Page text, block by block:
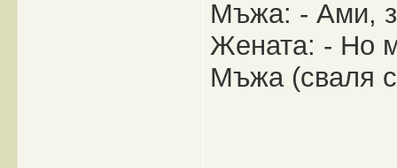
Мъжа: - Ами,
Жената: - Но
Мъжа (сваля